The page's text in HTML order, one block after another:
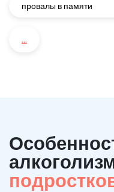
провалы в памяти
...